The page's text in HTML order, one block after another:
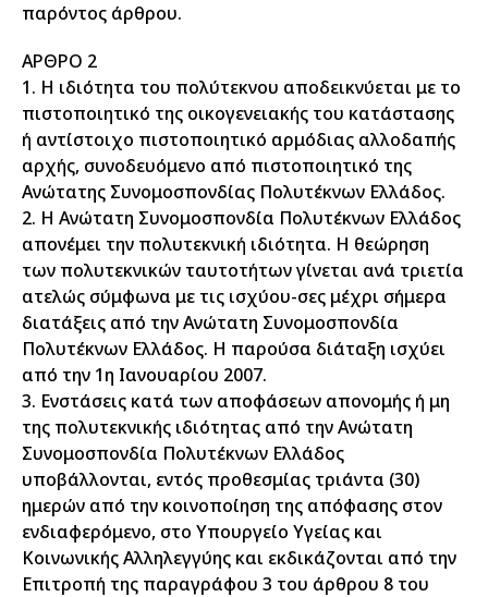
παρόντος άρθρου.
ΑΡΘΡΟ 2
1. Η ιδιότητα του πολύτεκνου αποδεικνύεται με το
πιστοποιητικό της οικογενειακής του κατάστασης
ή αντίστοιχο πιστοποιητικό αρμόδιας αλλοδαπής
αρχής, συνοδευόμενο από πιστοποιητικό της
Ανώτατης Συνομοσπονδίας Πολυτέκνων Ελλάδος.
2. Η Ανώτατη Συνομοσπονδία Πολυτέκνων Ελλάδος
απονέμει την πολυτεκνική ιδιότητα. Η θεώρηση
των πολυτεκνικών ταυτοτήτων γίνεται ανά τριετία
ατελώς σύμφωνα με τις ισχύου-σες μέχρι σήμερα
διατάξεις από την Ανώτατη Συνομοσπονδία
Πολυτέκνων Ελλάδος. Η παρούσα διάταξη ισχύει
από την 1η Ιανουαρίου 2007.
3. Ενστάσεις κατά των αποφάσεων απονομής ή μη
της πολυτεκνικής ιδιότητας από την Ανώτατη
Συνομοσπονδία Πολυτέκνων Ελλάδος
υποβάλλονται, εντός προθεσμίας τριάντα (30)
ημερών από την κοινοποίηση της απόφασης στον
ενδιαφερόμενο, στο Υπουργείο Υγείας και
Κοινωνικής Αλληλεγγύης και εκδικάζονται από την
Επιτροπή της παραγράφου 3 του άρθρου 8 του